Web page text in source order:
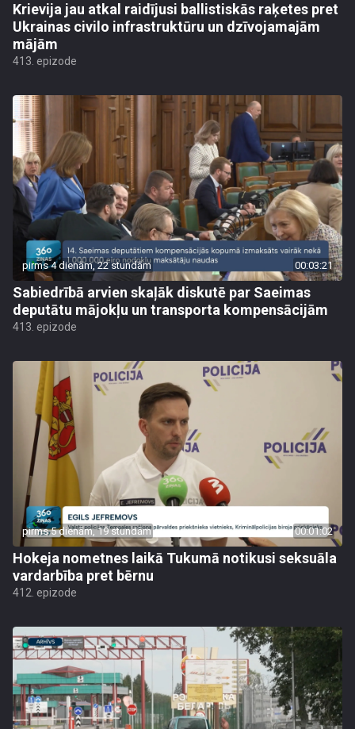
Krievija jau atkal raidījusi ballistiskās raķetes pret
Ukrainas civilo infrastruktūru un dzīvojamajām
mājām
413. epizode
pirms 4 dienām, 22 stundām 00:03:21
Sabiedrībā arvien skaļāk diskutē par Saeimas
deputātu mājokļu un transporta kompensācijām
413. epizode
pirms 5 dienām, 19 stundām 00:01:02
Hokeja nometnes laikā Tukumā notikusi seksuāla
vardarbība pret bērnu
412. epizode